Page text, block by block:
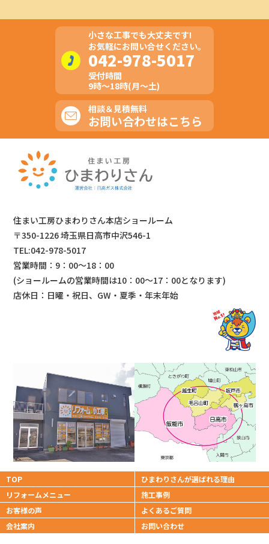
小さな工事でも大丈夫です!
お気軽にお問い合せください。
042-978-5017
受付時間
9時～18時(月～土)
相談＆見積無料
お問い合わせはこちら
住まい工房ひまわりさん本店ショールーム
〒350-1226 埼玉県日高市中沢546-1
TEL:042-978-5017
営業時間：9：00～18：00
(ショールームの営業時間は10：00～17：00となります)
店休日：日曜・祝日、GW・夏季・年末年始
TOP ひまわりさんが選ばれる理由
リフォームメニュー
施工事例
お客様の声
よくあるご質問
会社案内
お問い合わせ